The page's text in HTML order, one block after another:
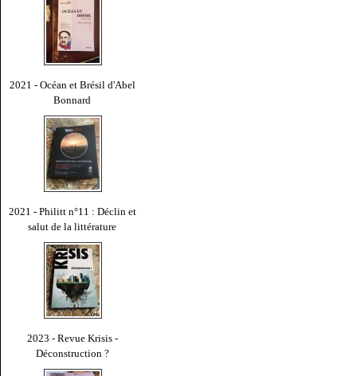
2021 - Océan et Brésil d'Abel
Bonnard
2021 - Philitt n°11 : Déclin et
salut de la littérature
2023 - Revue Krisis -
Déconstruction ?